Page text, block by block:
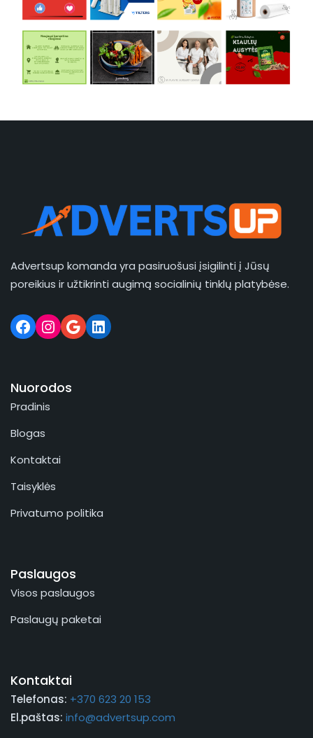
Advertsup komanda yra pasiruošusi įsigilinti į Jūsų
poreikius ir užtikrinti augimą socialinių tinklų platybėse.
Nuorodos
Pradinis
Blogas
Kontaktai
Taisyklės
Privatumo politika
Paslaugos
Visos paslaugos
Paslaugų paketai
Kontaktai
Telefonas: +370 623 20 153
El.paštas: info@advertsup.com